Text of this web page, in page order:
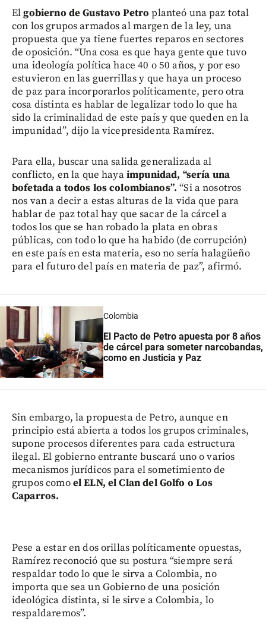
Elgobierno deGustavo Petro planteó una paz total
con los grupos armados al margen de la ley, una
propuesta que ya tiene fuertes reparos en sectores
de oposición. “Una cosa es que haya gente que tuvo
una ideología política hace 40 o 50 años, y por eso
estuvieron en las guerrillas y que haya un proceso
de paz para incorporarlos políticamente, pero otra
cosa distinta es hablar de legalizar todo lo que ha
sido la criminalidad de este país y que queden en la
impunidad”, dijo la vicepresidenta Ramírez.
Para ella, buscar una salida generalizada al
conflicto, en la que hayaimpunidad, “sería una
bofetada a todos los colombianos”. “Si a nosotros
nos van a decir a estas alturas de la vida que para
hablar de paz total hay que sacar de la cárcel a
todos los que se han robado la plata en obras
públicas, con todo lo que ha habido (de corrupción)
en este país en esta materia, eso no sería halagüeño
para el futuro del país en materia de paz”, afirmó.
Colombia
El Pacto de Petro apuesta por 8 años
de cárcel para someter narcobandas,
como en Justicia y Paz
Sin embargo, la propuesta de Petro, aunque en
principio está abierta a todos los grupos criminales,
supone procesos diferentes para cada estructura
ilegal. El gobierno entrante buscará uno o varios
mecanismos jurídicos para el sometimiento de
grupos comoel ELN, el Clan del Golfo o Los
Caparros.
Pese a estar en dos orillas políticamente opuestas,
Ramírez reconoció que su postura “siempre será
respaldar todo lo que le sirva a Colombia, no
importa que sea un Gobierno de una posición
ideológica distinta, si le sirve a Colombia, lo
respaldaremos”.